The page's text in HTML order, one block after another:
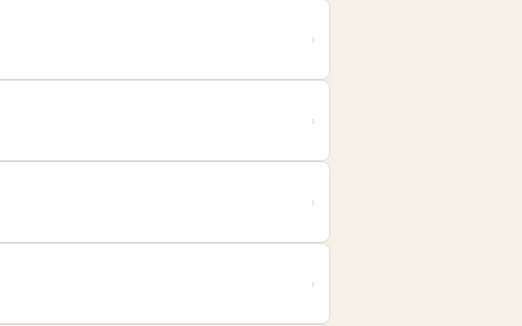
›
›
›
›